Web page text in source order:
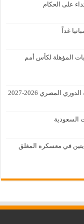
على الحكام
غداً
المؤهلة لكأس أمم
في معسكره المغلق